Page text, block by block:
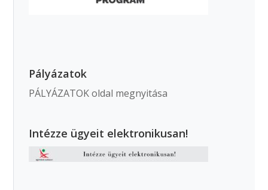
Pályázatok
PÁLYÁZATOK oldal megnyitása
Intézze ügyeit elektronikusan!